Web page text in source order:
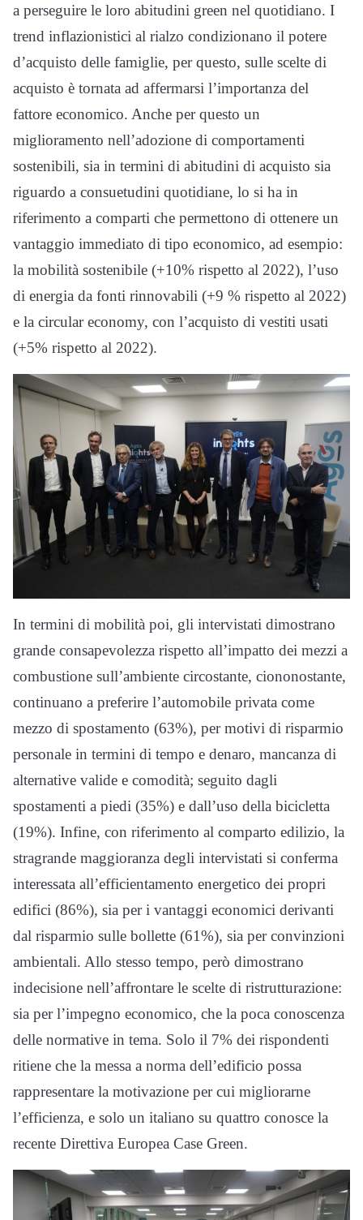
a perseguire le loro abitudini green nel quotidiano. I
trend inflazionistici al rialzo condizionano il potere
d’acquisto delle famiglie, per questo, sulle scelte di
acquisto è tornata ad affermarsi l’importanza del
fattore economico. Anche per questo un
miglioramento nell’adozione di comportamenti
sostenibili, sia in termini di abitudini di acquisto sia
riguardo a consuetudini quotidiane, lo si ha in
riferimento a comparti che permettono di ottenere un
vantaggio immediato di tipo economico, ad esempio:
la mobilità sostenibile (+10% rispetto al 2022), l’uso
di energia da fonti rinnovabili (+9 % rispetto al 2022)
e la circular economy, con l’acquisto di vestiti usati
(+5% rispetto al 2022).
In termini di mobilità poi, gli intervistati dimostrano
grande consapevolezza rispetto all’impatto dei mezzi a
combustione sull’ambiente circostante, ciononostante,
continuano a preferire l’automobile privata come
mezzo di spostamento (63%), per motivi di risparmio
personale in termini di tempo e denaro, mancanza di
alternative valide e comodità; seguito dagli
spostamenti a piedi (35%) e dall’uso della bicicletta
(19%). Infine, con riferimento al comparto edilizio, la
stragrande maggioranza degli intervistati si conferma
interessata all’efficientamento energetico dei propri
edifici (86%), sia per i vantaggi economici derivanti
dal risparmio sulle bollette (61%), sia per convinzioni
ambientali. Allo stesso tempo, però dimostrano
indecisione nell’affrontare le scelte di ristrutturazione:
sia per l’impegno economico, che la poca conoscenza
delle normative in tema. Solo il 7% dei rispondenti
ritiene che la messa a norma dell’edificio possa
rappresentare la motivazione per cui migliorarne
l’efficienza, e solo un italiano su quattro conosce la
recente Direttiva Europea Case Green.